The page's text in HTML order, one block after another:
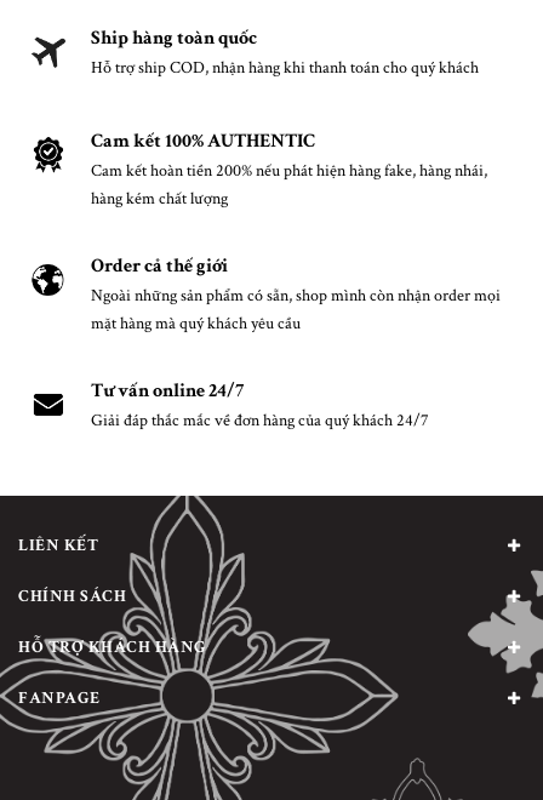
Ship hàng toàn quốc
Hỗ trợ ship COD, nhận hàng khi thanh toán cho quý khách
Cam kết 100% AUTHENTIC
Cam kết hoàn tiền 200% nếu phát hiện hàng fake, hàng nhái,
hàng kém chất lượng
Order cả thế giới
Ngoài những sản phẩm có sẵn, shop mình còn nhận order mọi
mặt hàng mà quý khách yêu cầu
Tư vấn online 24/7
Giải đáp thắc mắc về đơn hàng của quý khách 24/7
LIÊN KẾT
CHÍNH SÁCH
HỖ TRỢ KHÁCH HÀNG
FANPAGE